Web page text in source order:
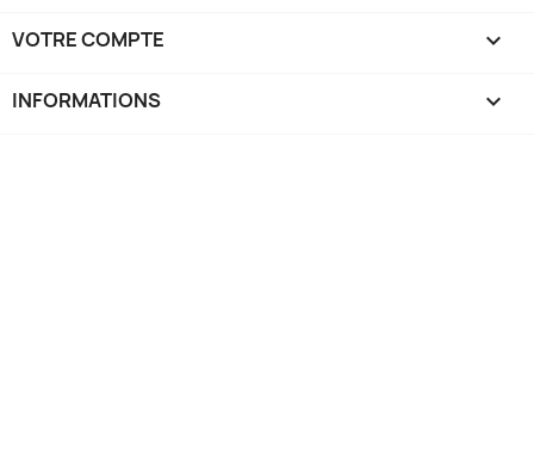
VOTRE COMPTE 
INFORMATIONS keyboard_arrow_down